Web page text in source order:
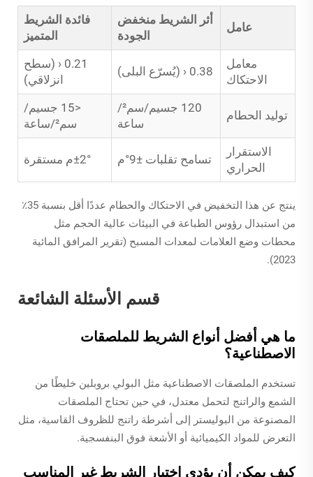
عامل
أثر الشريط منخفض
الجودة
فائدة الشريط
المتميز
معامل
الاحتكاك
0.38 ‹ (يُسرّع البلى)
0.21 ‹ (سطح
انزلاقي)
توليد الحطام
120 جسيم/سم²/
ساعة
<15 جسيم/
سم²/ساعة
الاستقرار
الحراري
تسامح تقلبات ±9°م ±2°م مستقرة
ينتج عن هذا التخفيض في الاحتكاك والحطام عددًا أقل بنسبة 35٪
من استبدال رؤوس الطباعة في البيئات عالية الحجم مثل
محطات وضع العلامات لمعدات المسبح (تقرير المرافق المائية
2023).
قسم الأسئلة الشائعة
ما هي أفضل أنواع الشريط للملصقات
الاصطناعية؟
تستخدم الملصقات الاصطناعية مثل البولي بروبلين خليطًا من
الشمع والراتنج لتحمل معتدل، في حين تحتاج الملصقات
المصنوعة من البوليستر إلى أشرطة راتنج للظروف القاسية، مثل
التعرض للمواد الكيميائية أو الأشعة فوق البنفسجية.
كيف يمكن أن يؤدي اختيار الشريط غير المناسب